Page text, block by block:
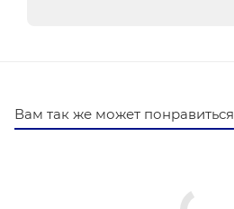
Вам так же может понравиться